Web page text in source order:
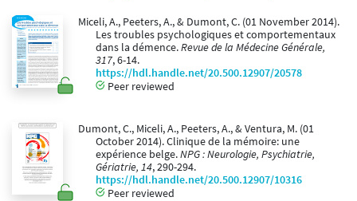
Miceli, A., Peeters, A., & Dumont, C. (01 November 2014).
Les troubles psychologiques et comportementaux
dans la démence.Revue de la Médecine Générale,
317, 6-14.
https://hdl.handle.net/20.500.12907/20578
Peer reviewed
Dumont, C., Miceli, A., Peeters, A., & Ventura, M. (01
October 2014). Clinique de la mémoire: une
expérience belge.NPG : Neurologie, Psychiatrie,
Gériatrie, 14, 290-294.
https://hdl.handle.net/20.500.12907/10316
Peer reviewed